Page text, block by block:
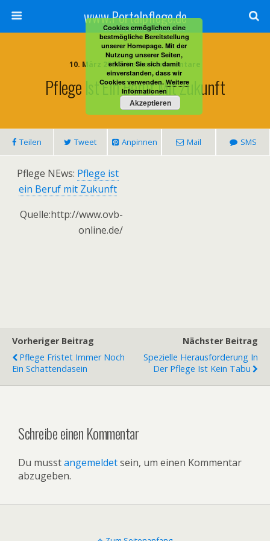
www.Portalpflege.de
10. März 2014 • Keine Kommentare
Pflege Ist Ein Beruf Mit Zukunft
Teilen Tweet Anpinnen Mail SMS
Pflege NEws: Pflege ist
ein Beruf mit Zukunft
Quelle:http://www.ovb-
online.de/
Vorheriger Beitrag
Pflege Fristet Immer Noch
Ein Schattendasein
Nächster Beitrag
Spezielle Herausforderung In
Der Pflege Ist Kein Tabu
Schreibe einen Kommentar
Du musstangemeldetsein, um einen Kommentar
abzugeben.
Cookies ermöglichen eine
bestmögliche Bereitstellung
unserer Homepage. Mit der
Nutzung unserer Seiten,
erklären Sie sich damit
einverstanden, dass wir
Cookies verwenden.Weitere
Informationen
Akzeptieren